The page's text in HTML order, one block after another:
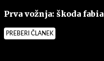
Prva vožnja: škoda fabia
PREBERI ČLANEK